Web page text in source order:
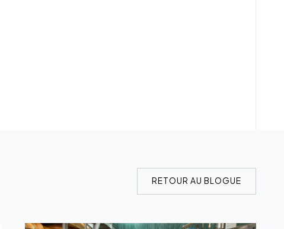
RETOUR AU BLOGUE